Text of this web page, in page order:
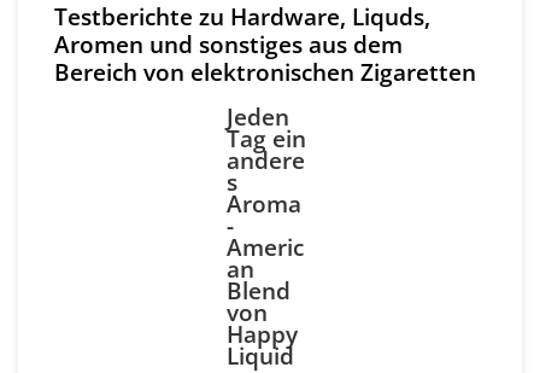
Testberichte zu Hardware, Liquds,
Aromen und sonstiges aus dem
Bereich von elektronischen Zigaretten
Jeden
Tag ein
andere
s
Aroma
-
Americ
an
Blend
von
Happy
Liquid